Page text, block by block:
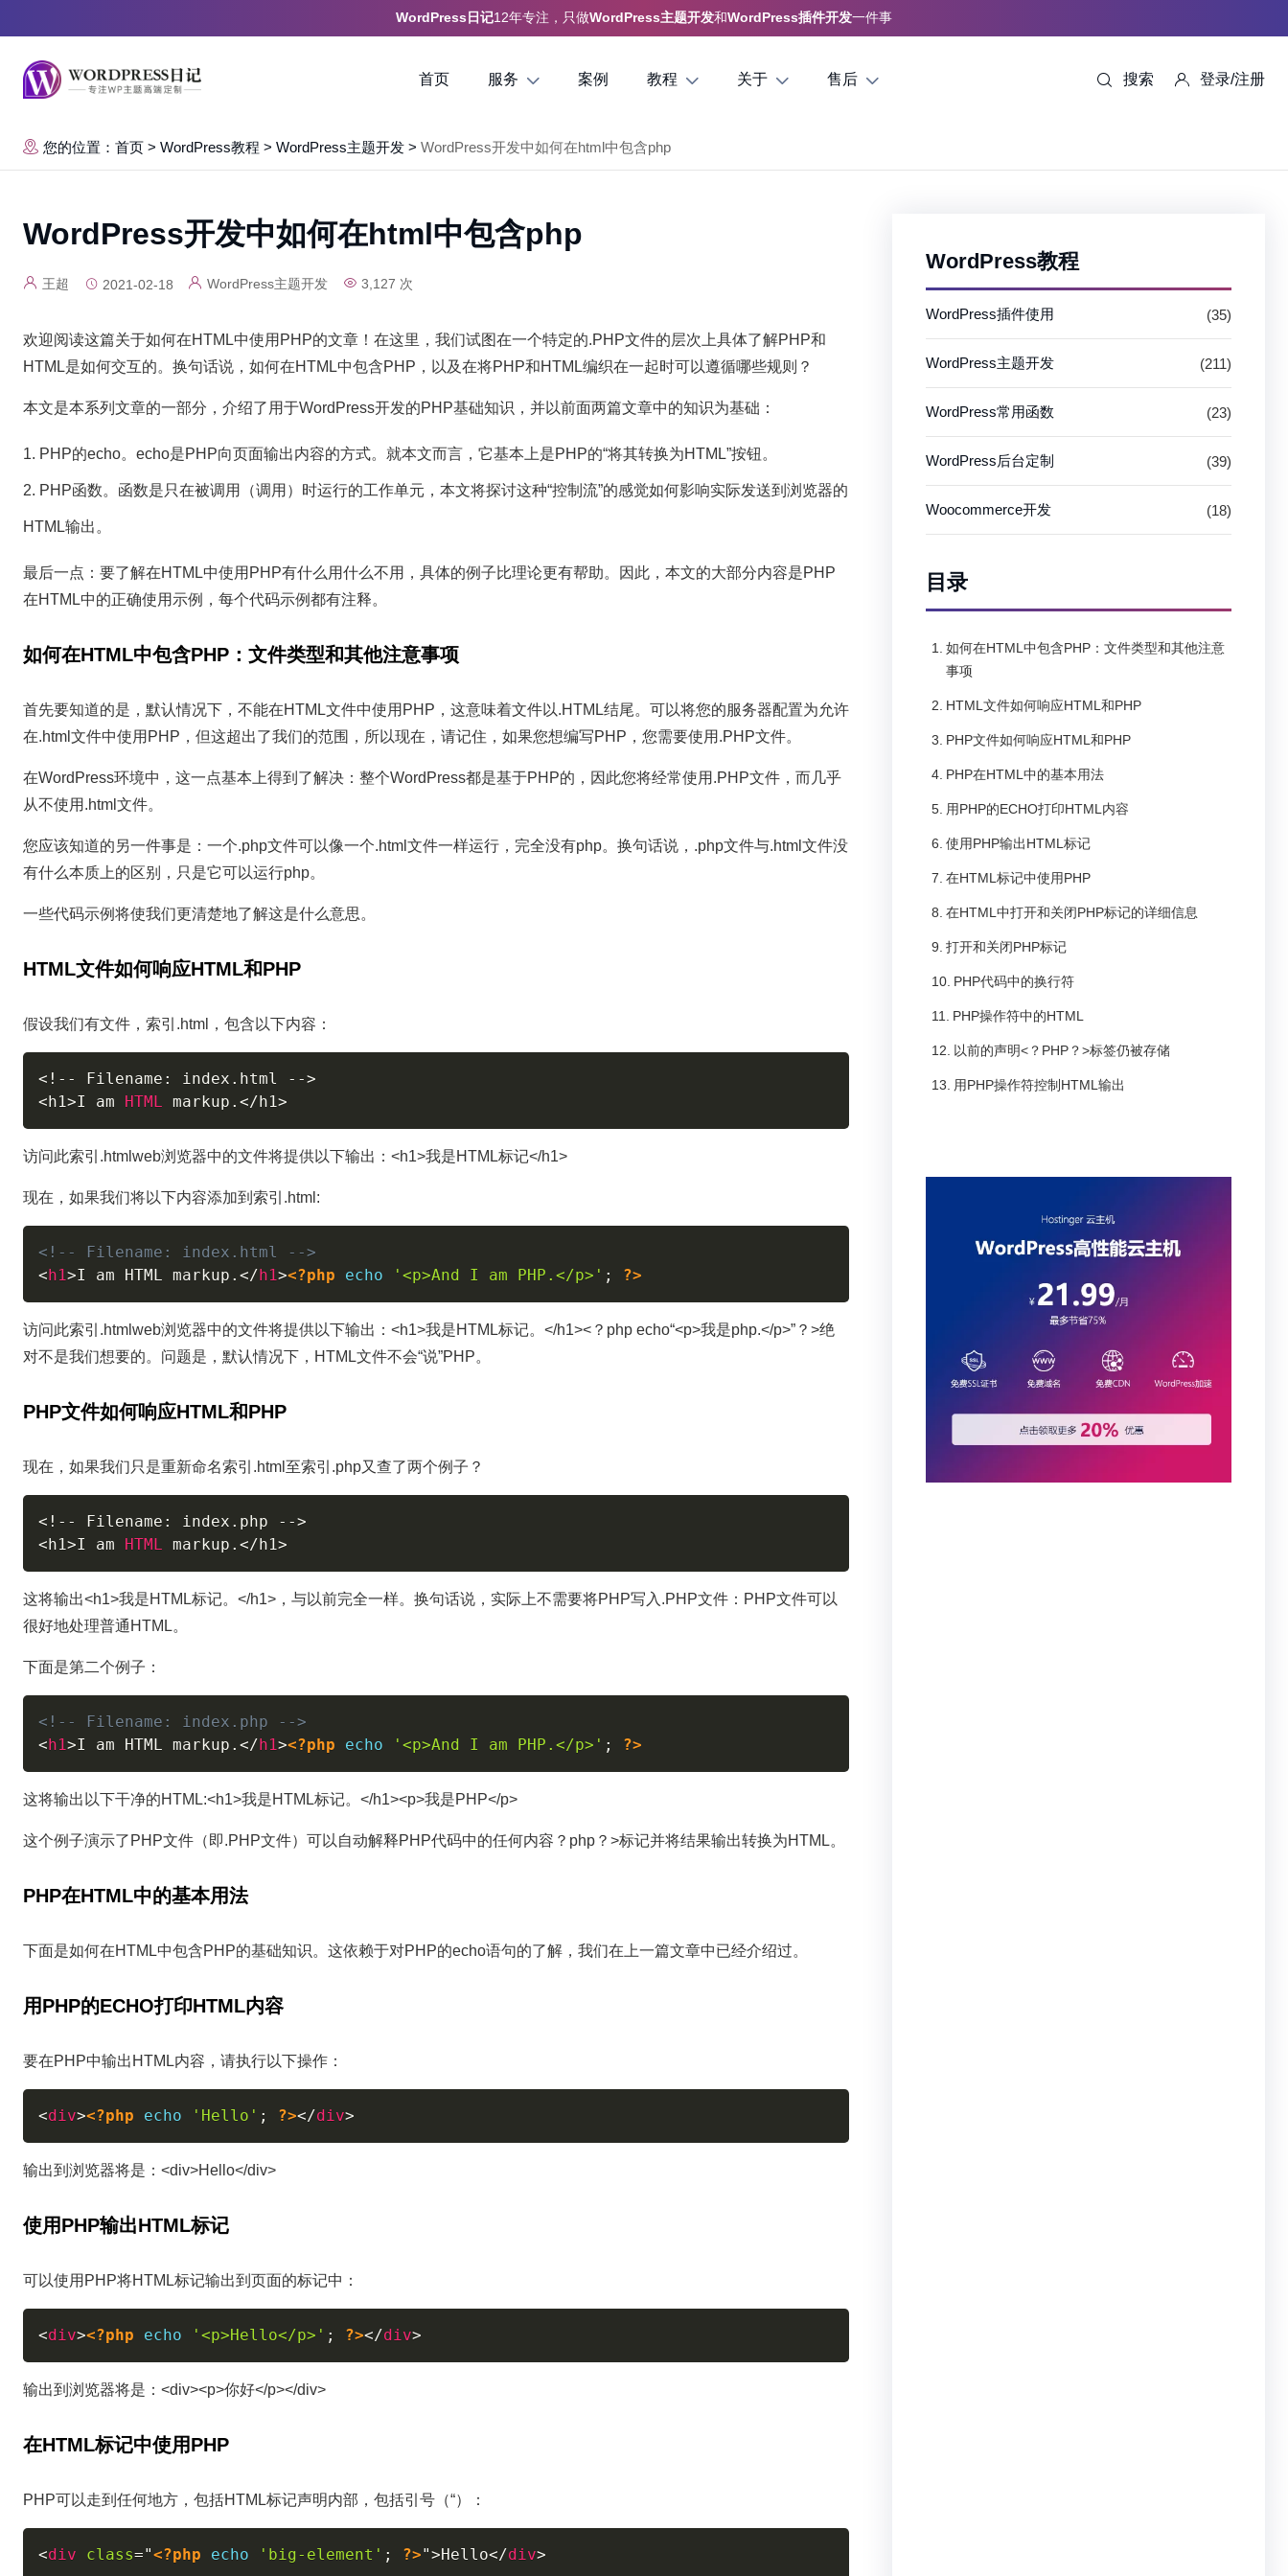
WordPress日记12年专注，只做WordPress主题开发和WordPress插件开发一件事
首页 服务 案例 教程 关于 售后 搜索 登录/注册
您的位置：首页 > WordPress教程 > WordPress主题开发 > WordPress开发中如何在html中包含php
WordPress开发中如何在html中包含php
王超 2021-02-18 WordPress主题开发 3,127 次
欢迎阅读这篇关于如何在HTML中使用PHP的文章！在这里，我们试图在一个特定的.PHP文件的层次上具体了解PHP和
HTML是如何交互的。换句话说，如何在HTML中包含PHP，以及在将PHP和HTML编织在一起时可以遵循哪些规则？
本文是本系列文章的一部分，介绍了用于WordPress开发的PHP基础知识，并以前面两篇文章中的知识为基础：
PHP的echo。echo是PHP向页面输出内容的方式。就本文而言，它基本上是PHP的“将其转换为HTML”按钮。
PHP函数。函数是只在被调用（调用）时运行的工作单元，本文将探讨这种“控制流”的感觉如何影响实际发送到浏览器的
HTML输出。
最后一点：要了解在HTML中使用PHP有什么用什么不用，具体的例子比理论更有帮助。因此，本文的大部分内容是PHP
在HTML中的正确使用示例，每个代码示例都有注释。
如何在HTML中包含PHP：文件类型和其他注意事项
首先要知道的是，默认情况下，不能在HTML文件中使用PHP，这意味着文件以.HTML结尾。可以将您的服务器配置为允许
在.html文件中使用PHP，但这超出了我们的范围，所以现在，请记住，如果您想编写PHP，您需要使用.PHP文件。
在WordPress环境中，这一点基本上得到了解决：整个WordPress都是基于PHP的，因此您将经常使用.PHP文件，而几乎
从不使用.html文件。
您应该知道的另一件事是：一个.php文件可以像一个.html文件一样运行，完全没有php。换句话说，.php文件与.html文件没
有什么本质上的区别，只是它可以运行php。
一些代码示例将使我们更清楚地了解这是什么意思。
HTML文件如何响应HTML和PHP
假设我们有文件，索引.html，包含以下内容：
< ! -- Filename : index . html -->
<h1>I am HTML markup . </h1>
访问此索引.htmlweb浏览器中的文件将提供以下输出：<h1>我是HTML标记</h1>
现在，如果我们将以下内容添加到索引.html:
<!-- Filename: index.html -->
<h1>I am HTML markup. </h1><?php echo '<p>And I am PHP.</p>' ; ?>
访问此索引.htmlweb浏览器中的文件将提供以下输出：<h1>我是HTML标记。</h1><？php echo“<p>我是php.</p>”？>绝
对不是我们想要的。问题是，默认情况下，HTML文件不会“说”PHP。
PHP文件如何响应HTML和PHP
现在，如果我们只是重新命名索引.html至索引.php又查了两个例子？
< ! -- Filename : index . php -->
<h1>I am HTML markup . </h1>
这将输出<h1>我是HTML标记。</h1>，与以前完全一样。换句话说，实际上不需要将PHP写入.PHP文件：PHP文件可以
很好地处理普通HTML。
下面是第二个例子：
<!-- Filename: index.php -->
<h1>I am HTML markup. </h1><?php echo '<p>And I am PHP.</p>' ; ?>
这将输出以下干净的HTML:<h1>我是HTML标记。</h1><p>我是PHP</p>
这个例子演示了PHP文件（即.PHP文件）可以自动解释PHP代码中的任何内容？php？>标记并将结果输出转换为HTML。
PHP在HTML中的基本用法
下面是如何在HTML中包含PHP的基础知识。这依赖于对PHP的echo语句的了解，我们在上一篇文章中已经介绍过。
用PHP的ECHO打印HTML内容
要在PHP中输出HTML内容，请执行以下操作：
<div><?php echo 'Hello' ; ?></div>
输出到浏览器将是：<div>Hello</div>
使用PHP输出HTML标记
可以使用PHP将HTML标记输出到页面的标记中：
<div><?php echo '<p>Hello</p>' ; ?></div>
输出到浏览器将是：<div><p>你好</p></div>
在HTML标记中使用PHP
PHP可以走到任何地方，包括HTML标记声明内部，包括引号（“）：
<div class="<?php echo 'big-element' ; ?>">Hello</div>
WordPress教程
WordPress插件使用 (35)
WordPress主题开发 (211)
WordPress常用函数 (23)
WordPress后台定制 (39)
Woocommerce开发 (18)
目录
如何在HTML中包含PHP：文件类型和其他注意
事项
HTML文件如何响应HTML和PHP
PHP文件如何响应HTML和PHP
PHP在HTML中的基本用法
用PHP的ECHO打印HTML内容
使用PHP输出HTML标记
在HTML标记中使用PHP
在HTML中打开和关闭PHP标记的详细信息
打开和关闭PHP标记
PHP代码中的换行符
PHP操作符中的HTML
以前的声明<？PHP？>标签仍被存储
用PHP操作符控制HTML输出
这就是我们的PHP-in-HTML入门